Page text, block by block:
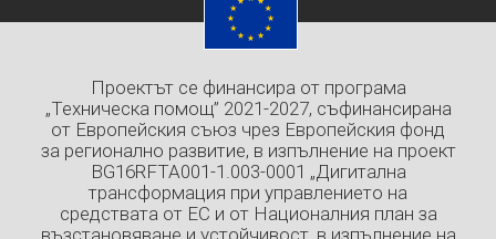
Проектът се финансира от програма
„Техническа помощ” 2021-2027, съфинансирана
от Европейския съюз чрез Европейския фонд
за регионално развитие, в изпълнение на проект
BG16RFTA001-1.003-0001 „Дигитална
трансформация при управлението на
средствата от ЕС и от Националния план за
възстановяване и устойчивост, в изпълнение на